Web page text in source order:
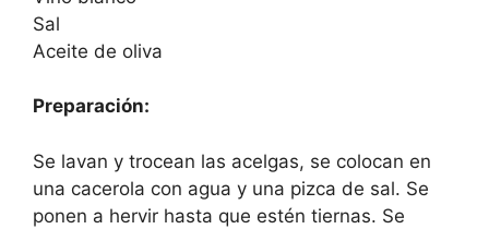
Sal
Aceite de oliva
Preparación:
Se lavan y trocean las acelgas, se colocan en
una cacerola con agua y una pizca de sal. Se
ponen a hervir hasta que estén tiernas. Se